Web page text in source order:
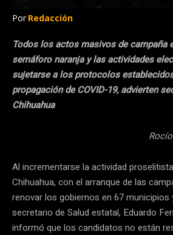
Por Redacción
Todos los actos masivos de campaña
semáforo naranja y las actividades
sujetarse a los protocolos
propagación de COVID-19, advierten
Chihuahua
Al incrementarse la actividad
Chihuahua, con el arranque de las
renovar los gobiernos en 67 municipios
secretario de Salud estatal, Eduardo
informó que los candidatos no están